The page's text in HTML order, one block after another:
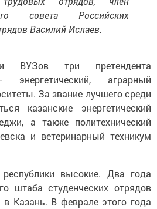
совета Российских
Василий Ислаев.
ВУЗов три претендента
аграрный
За звание лучшего среди
казанские энергетический
а также политехнический
и ветеринарный техникум
высокие. Два года
штаба студенческих отрядов
Казань. В феврале этого года